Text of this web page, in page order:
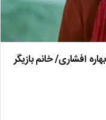
افشاری/ خانم بازیگر